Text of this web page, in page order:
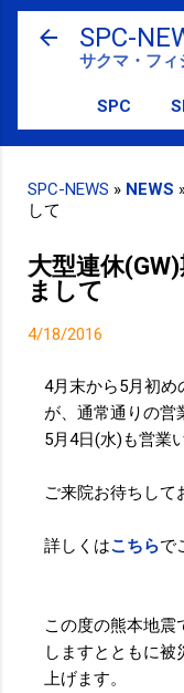
スキップ
SPC-
サクマ・フィ
SPC
SPC-NEWS » NEWS
して
大型連休
まして
4/18/2016
4月末から5月初め
が、通常通りの営
5月4日(水)も営業
ご来院お待ちして
詳しくはこちらで
この度の熊本地震
しますとともに被
上げます。